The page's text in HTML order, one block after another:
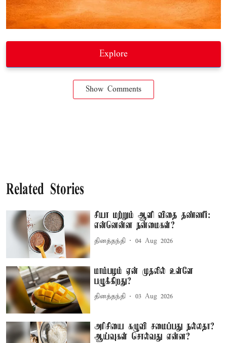
Explore
Show Comments
Related Stories
சியா மற்றும் ஆளி விதை தண்ணீர்:
என்னென்ன நன்மைகள்?
தினத்தந்தி 04 Aug 2026
மாம்பழம் ஏன் முதலில் உள்ளே
பழுக்கிறது?
தினத்தந்தி 03 Aug 2026
அரிசியை கழுவி சமைப்பது நல்லதா?
ஆய்வுகள் சொல்வது என்ன?